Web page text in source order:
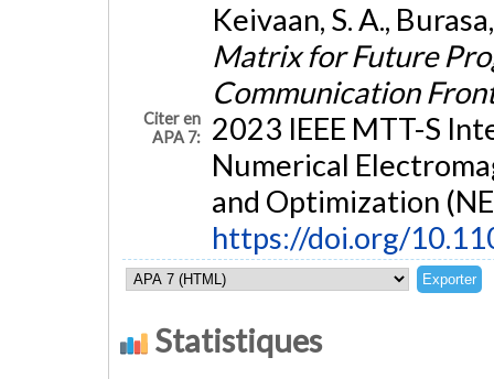
Citer en
APA 7:
Keivaan, S. A.,
Matrix for Future
Communication
2023 IEEE MTT-S
Numerical
and Optimization
https://doi.org/
Statistiques